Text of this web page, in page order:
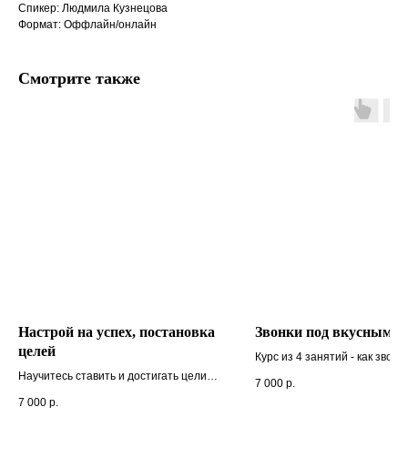
Спикер: Людмила Кузнецова
Формат: Оффлайн/онлайн
Смотрите также
Настрой на успех, постановка
целей
Научитесь ставить и достигать цели с
психологических техник
7 000 р.
Звонки под вкусным
Курс из 4 занятий - как
7 000 р.